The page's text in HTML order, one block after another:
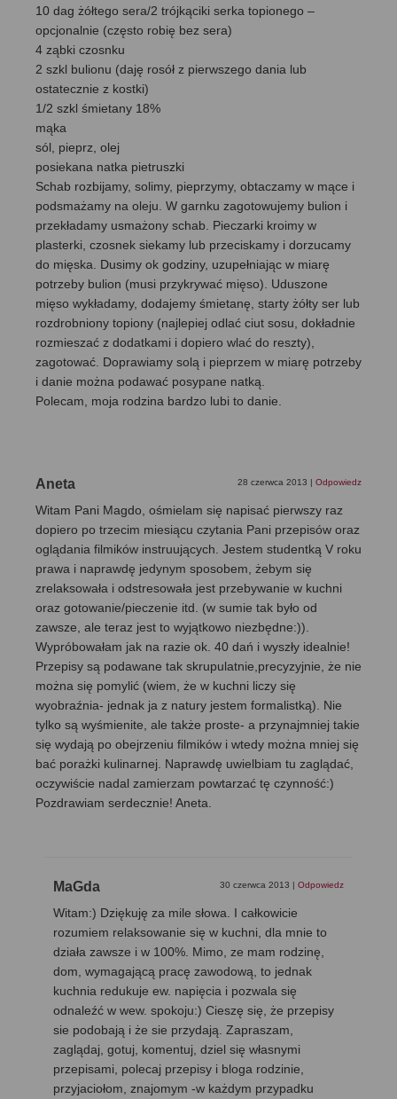
10 dag żółtego sera/2 trójkąciki serka topionego –
opcjonalnie (często robię bez sera)
4 ząbki czosnku
2 szkl bulionu (daję rosół z pierwszego dania lub
ostatecznie z kostki)
1/2 szkl śmietany 18%
mąka
sól, pieprz, olej
posiekana natka pietruszki
Schab rozbijamy, solimy, pieprzymy, obtaczamy w mące i
podsmażamy na oleju. W garnku zagotowujemy bulion i
przekładamy usmażony schab. Pieczarki kroimy w
plasterki, czosnek siekamy lub przeciskamy i dorzucamy
do mięska. Dusimy ok godziny, uzupełniając w miarę
potrzeby bulion (musi przykrywać mięso). Uduszone
mięso wykładamy, dodajemy śmietanę, starty żółty ser lub
rozdrobniony topiony (najlepiej odlać ciut sosu, dokładnie
rozmieszać z dodatkami i dopiero wlać do reszty),
zagotować. Doprawiamy solą i pieprzem w miarę potrzeby
i danie można podawać posypane natką.
Polecam, moja rodzina bardzo lubi to danie.
Aneta 28 czerwca 2013 | Odpowiedz
Witam Pani Magdo, ośmielam się napisać pierwszy raz
dopiero po trzecim miesiącu czytania Pani przepisów oraz
oglądania filmików instruujących. Jestem studentką V roku
prawa i naprawdę jedynym sposobem, żebym się
zrelaksowała i odstresowała jest przebywanie w kuchni
oraz gotowanie/pieczenie itd. (w sumie tak było od
zawsze, ale teraz jest to wyjątkowo niezbędne:)).
Wypróbowałam jak na razie ok. 40 dań i wyszły idealnie!
Przepisy są podawane tak skrupulatnie,precyzyjnie, że nie
można się pomylić (wiem, że w kuchni liczy się
wyobraźnia- jednak ja z natury jestem formalistką). Nie
tylko są wyśmienite, ale także proste- a przynajmniej takie
się wydają po obejrzeniu filmików i wtedy można mniej się
bać porażki kulinarnej. Naprawdę uwielbiam tu zaglądać,
oczywiście nadal zamierzam powtarzać tę czynność:)
Pozdrawiam serdecznie! Aneta.
MaGda 30 czerwca 2013 | Odpowiedz
Witam:) Dziękuję za mile słowa. I całkowicie
rozumiem relaksowanie się w kuchni, dla mnie to
działa zawsze i w 100%. Mimo, ze mam rodzinę,
dom, wymagającą pracę zawodową, to jednak
kuchnia redukuje ew. napięcia i pozwala się
odnaleźć w wew. spokoju:) Cieszę się, że przepisy
sie podobają i że sie przydają. Zapraszam,
zaglądaj, gotuj, komentuj, dziel się własnymi
przepisami, polecaj przepisy i bloga rodzinie,
przyjaciołom, znajomym -w każdym przypadku